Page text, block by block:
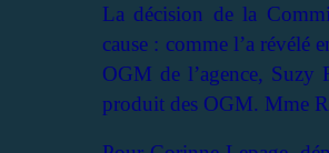
La décision de la
cause : comme l’a révélé
OGM de l’agence,
produit des OGM. Mme